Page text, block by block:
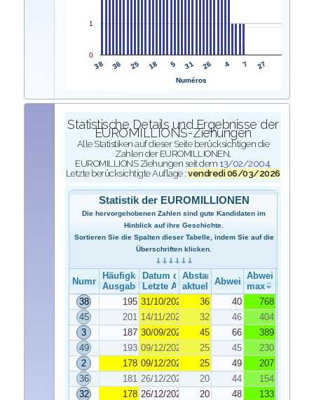
38 36 25 18 5 31 26 4 7 27
0
1
Numéros
Statistische Details und Ergebnisse der
EUROMILLIONS-Ziehungen
Alle Statistiken auf dieser Seite berücksichtigen die
Zahlen der EUROMILLIONEN.
EUROMILLIONS Ziehungen seit dem 13/02/2004.
Letzte berücksichtigte Auflage :vendredi 06/03/2026
Statistik der EUROMILLIONEN
Die hervorgehobenen Zahlen sind gute Kandidaten im
Hinblick auf ihre Geschichte.
Sortieren Sie die Spalten dieser Tabelle, indem Sie auf die
Überschriften klicken.
Nummer
Häufigkeit der Ausgabe
Ausgabe
Datum der Ausgabe
Letzte Ausgabe
Abstand
aktuelleAbweichung
Abweichung
max
38
195 31/10/2025 36 40
768
45
201 14/11/2025 32 46
404
3
187 30/09/2025 45 66
389
49
193 09/12/2025 25 45
230
2
178 09/12/2025 25 49
207
36
181 26/12/2025 20 44
154
32
178 26/12/2025 20 48
133